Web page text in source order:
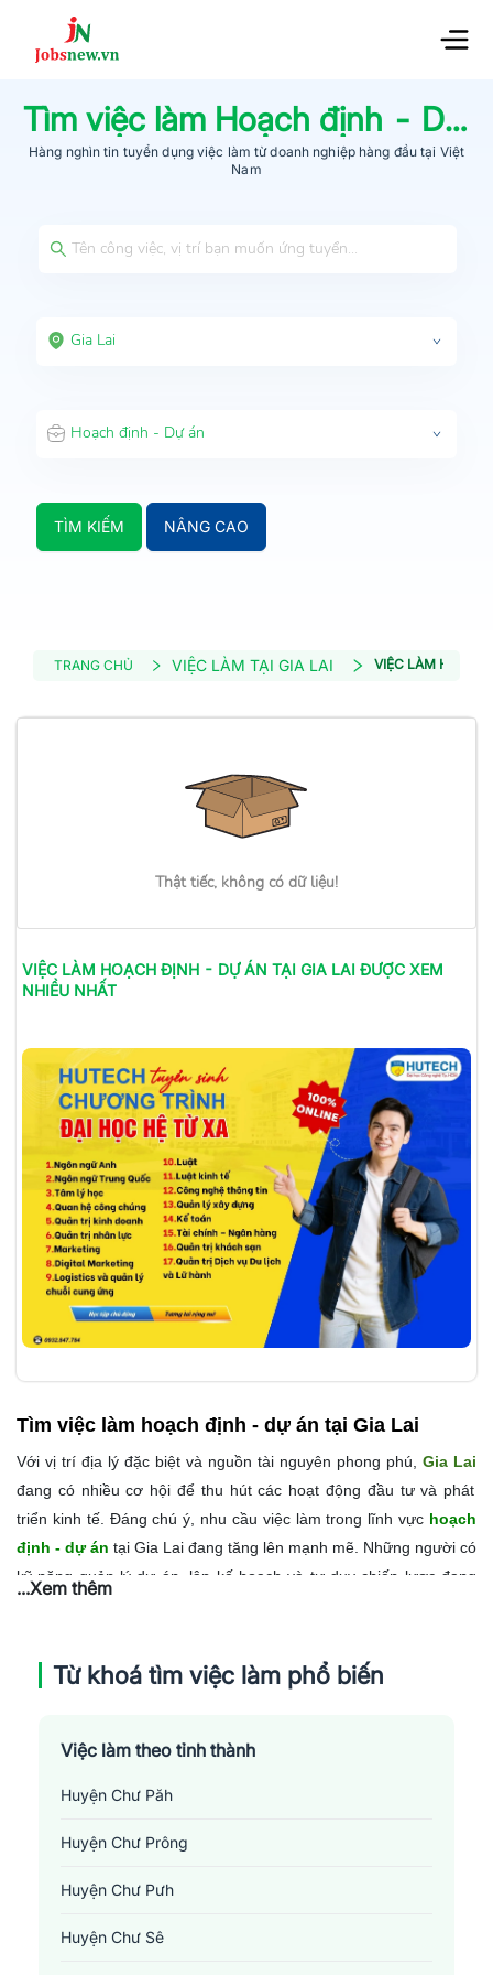
Tìm việc làm Hoạch định - Dự án
Hàng nghìn tin tuyển dụng việc làm từdoanh nghiệp hàng đầu tại Việt
Nam
Gia Lai
Hoạch định - Dự án
TÌM KIẾM NÂNG CAO
TRANG CHỦ VIỆC LÀM TẠI GIA LAI VIỆC LÀM
Thật tiếc, không có dữ liệu!
VIỆC LÀM HOẠCH ĐỊNH - DỰ ÁN TẠI GIA LAI ĐƯỢC XEM
NHIỀU NHẤT
Tìm việc làm hoạch định - dự án tại Gia Lai
Với vị trí địa lý đặc biệt và nguồn tài nguyên phong phú, Gia Lai
đang có nhiều cơ hội để thu hút các hoạt động đầu tư và phát
triển kinh tế. Đáng chú ý, nhu cầu việc làm trong lĩnh vực hoạch
định - dự án tại Gia Lai đang tăng lên mạnh mẽ. Những người có
kỹ năng quản lý dự án, lập kế hoạch và tư duy chiến lược đang
nhiều khó khăn do thiếu hụt nguồn nhân lực có trình độ và kỹ
năng chuyên môn. Đây chính là cơ hội cho các cá nhân có đủ
Gia Lai.
...Xem thêm
Từ khoá tìm việc làm phổ biến
Việc làm theo tỉnh thành
Huyện Chư Păh
Huyện Chư Prông
Huyện Chư Pưh
Huyện Chư Sê